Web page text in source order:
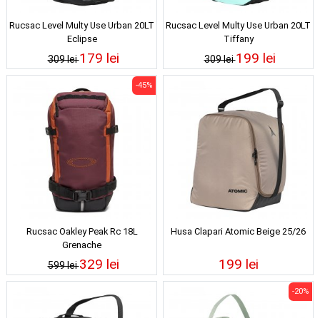
Rucsac Level Multy Use Urban 20LT
Eclipse
309 lei179 lei
Rucsac Level Multy Use Urban 20LT
Tiffany
309 lei199 lei
Rucsac Oakley Peak Rc 18L
Grenache
599 lei
-45%
329 lei
Husa Clapari Atomic Beige 25/26
199 lei
-20%